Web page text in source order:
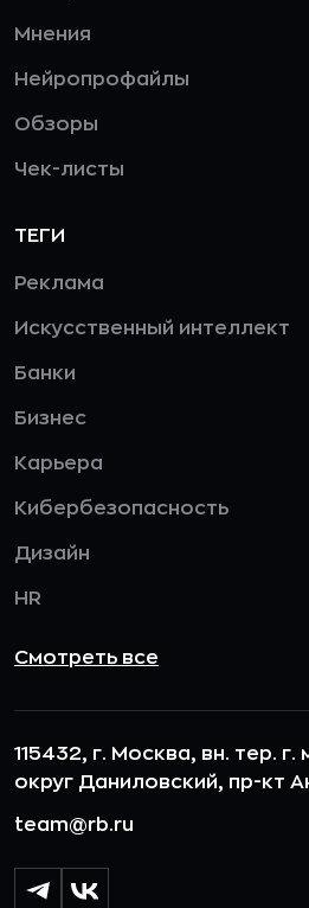
Мнения
Нейропрофайлы
Обзоры
Чек-листы
ТЕГИ
Реклама
Искусственный интеллект
Банки
Бизнес
Карьера
Кибербезопасность
Дизайн
HR
Смотреть все
115432, г. Москва, вн. тер. г.
округ Даниловский, пр-кт
team@rb.ru